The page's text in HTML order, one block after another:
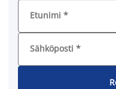
Etunimi *
Sähköposti *